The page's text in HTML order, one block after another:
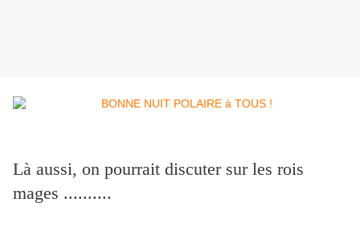
Là aussi, on pourrait discuter sur les rois
mages ..........